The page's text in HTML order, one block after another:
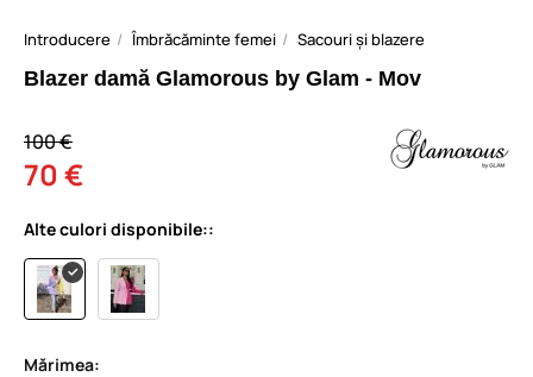
Introducere Îmbrăcăminte femei Sacouri și blazere
Blazer damă Glamorous by Glam - Mov
100 €
70 €
Alte culori disponibile::
Mărimea: